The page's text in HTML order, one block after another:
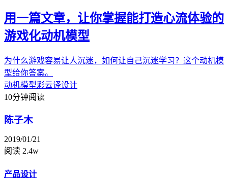
用一篇文章，让你掌握能打造心流体验的
游戏化动机模型
为什么游戏容易让人沉迷，如何让自己沉迷学习？这个动机模
型给你答案。
动机模型彩云译设计
10分钟阅读
陈子木
2019/01/21
阅读 2.4w
产品设计